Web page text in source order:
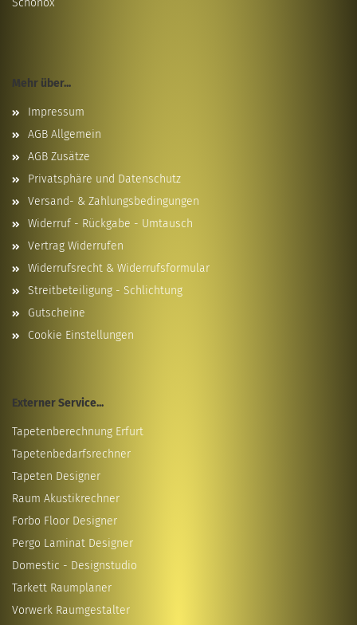
Schönox
Mehr über...
Impressum
AGB Allgemein
AGB Zusätze
Privatsphäre und Datenschutz
Versand- & Zahlungsbedingungen
Widerruf - Rückgabe - Umtausch
Vertrag Widerrufen
Widerrufsrecht & Widerrufsformular
Streitbeteiligung - Schlichtung
Gutscheine
Cookie Einstellungen
Externer Service...
Tapetenberechnung Erfurt
Tapetenbedarfsrechner
Tapeten Designer
Raum Akustikrechner
Forbo Floor Designer
Pergo Laminat Designer
Domestic - Designstudio
Tarkett Raumplaner
Vorwerk Raumgestalter